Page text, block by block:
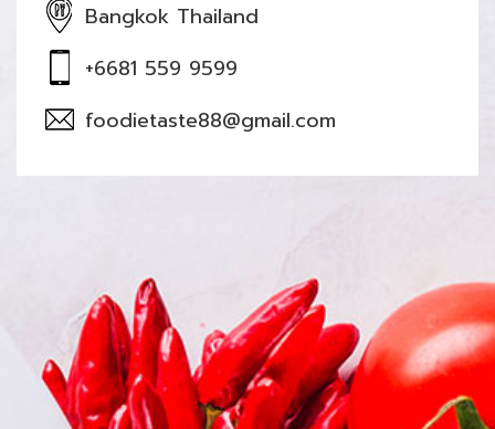
Bangkok Thailand
+6681 559 9599
foodietaste88@gmail.com